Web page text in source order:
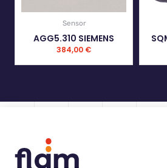
Sensor
AGG5.310 SIEMENS
384,00 €